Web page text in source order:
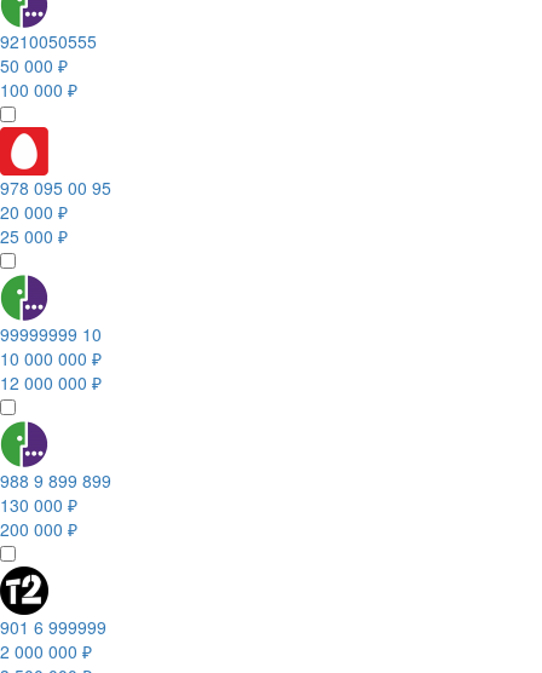
9210050555
50 000 ₽
100 000 ₽
978 095 00 95
20 000 ₽
25 000 ₽
99999999 10
10 000 000 ₽
12 000 000 ₽
988 9 899 899
130 000 ₽
200 000 ₽
901 6 999999
2 000 000 ₽